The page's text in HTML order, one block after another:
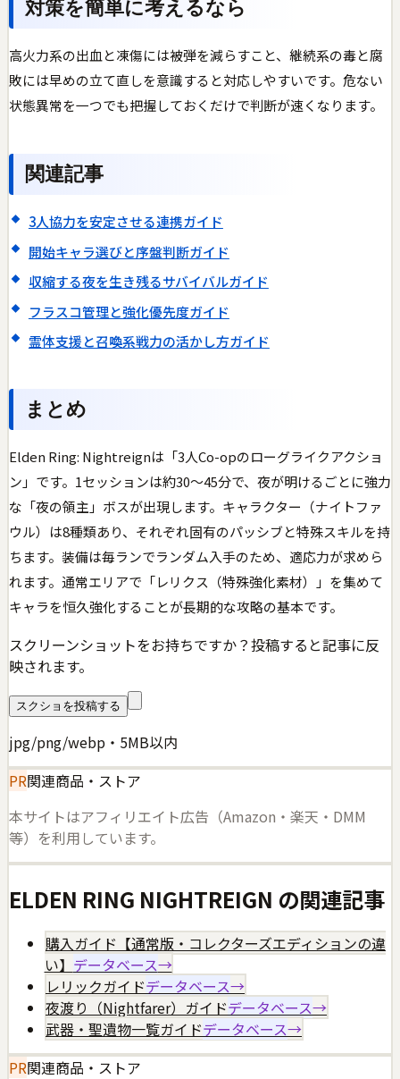
対策を簡単に考えるなら
高火力系の出血と凍傷には被弾を減らすこと、継続系の毒と腐
敗には早めの立て直しを意識すると対応しやすいです。危ない
状態異常を一つでも把握しておくだけで判断が速くなります。
関連記事
3人協力を安定させる連携ガイド
開始キャラ選びと序盤判断ガイド
収縮する夜を生き残るサバイバルガイド
フラスコ管理と強化優先度ガイド
霊体支援と召喚系戦力の活かし方ガイド
まとめ
Elden Ring: Nightreignは「3人Co-opのローグライクアクショ
ン」です。1セッションは約30〜45分で、夜が明けるごとに強力
な「夜の領主」ボスが出現します。キャラクター（ナイトファ
ウル）は8種類あり、それぞれ固有のパッシブと特殊スキルを持
ちます。装備は毎ランでランダム入手のため、適応力が求めら
れます。通常エリアで「レリクス（特殊強化素材）」を集めて
キャラを恒久強化することが長期的な攻略の基本です。
スクリーンショットをお持ちですか？投稿すると記事に反
映されます。
スクショを投稿する
jpg/png/webp・5MB以内
PR関連商品・ストア
本サイトはアフィリエイト広告（Amazon・楽天・DMM
等）を利用しています。
ELDEN RING NIGHTREIGN の関連記事
購入ガイド【通常版・コレクターズエディションの違
い】 データベース→
レリックガイドデータベース→
夜渡り（Nightfarer）ガイドデータベース→
武器・聖遺物一覧ガイドデータベース→
PR関連商品・ストア